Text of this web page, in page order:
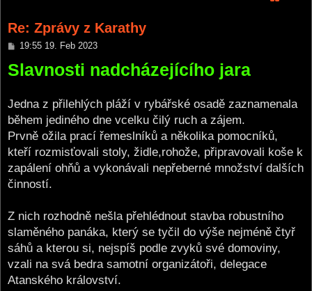
Re: Zprávy z Karathy
P
s
t
19:55 19. Feb 2023
Slavnosti nadcházejícího jara
Jedna z přilehlých pláží v rybářské osadě zaznamenala
během jediného dne vcelku čilý ruch a zájem.
Prvně ožila prací řemeslníků a několika pomocníků,
kteří rozmisťovali stoly, židle,rohože, připravovali koše k
zapálení ohňů a vykonávali nepřeberné množství dalších
činností.
Z nich rozhodně nešla přehlédnout stavba robustního
slaměného panáka, který se tyčil do výše nejméně čtyř
sáhů a kterou si, nejspíš podle zvyků své domoviny,
vzali na svá bedra samotní organizátoři, delegace
Atanského království.